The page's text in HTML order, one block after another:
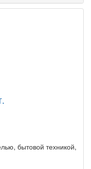
бытовой техникой,